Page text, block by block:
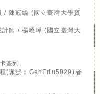
/ 陳冠綸 (國立臺灣大學資
師 / 楊曉曄 (國立臺灣大
簽到。
(課號：GenEdu5029)者